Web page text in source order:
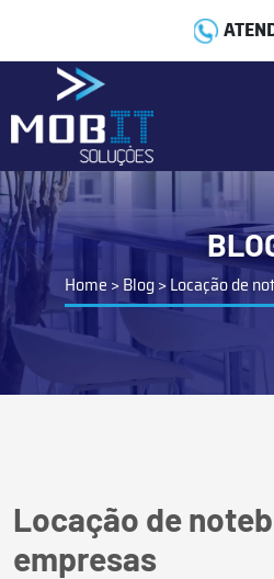
Home > Blog> Locação de
Locação de
empresas